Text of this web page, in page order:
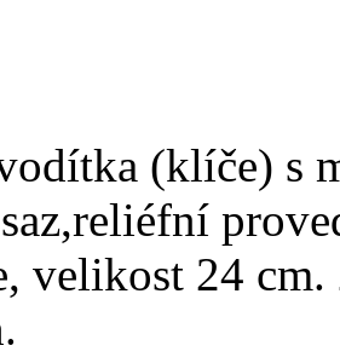
(klíče) s
velikost 24 cm.